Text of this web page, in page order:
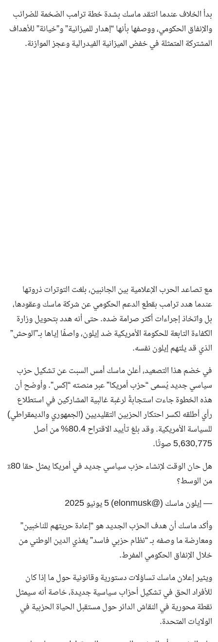
بدأ الخلاف عندما انتقد ماسك بشدة خطة ترامب الضخمة للضرائب
والإنفاق الحكومي، ووصفها بأنها “إهدار للميزانية” و”خيانة” للأهداف
المشتركة المتمثلة في خفض الميزانية الفيدرالية وعجز الموازنة.
مع تصاعد الحرب الإعلامية بين الجانبين، بلغت التوترات ذروتها
عندما هدد ترامب بقطع الدعم الحكومي عن شركة ماسك وعقودها،
بل واتخاذ إجراءات أكثر صرامة ضده. حتى أنه هدد بتحويل وزارة
الكفاءة التابعة للحكومة الأمريكية ضد إيلون، واصفًا إياها بـ”الوحش”
الذي قد يلتهم إيلون نفسه.
في خضم هذا التصعيد، أعلن ماسك أمس السبت عن تشكيل حزب
سياسي جديد يُسمى “حزب أمريكا” عبر منصته “إكس”. وأوضح أن
هذه الخطوة جاءت استجابةً لرغبة غالبية المشاركين في استطلاع
رأي أطلقه لكسر احتكار الحزبين التقليديين (الجمهوري والديمقراطي)
للسياسة الأمريكية. وقد بلغ تأييد الاقتراح 80.4% من أصل
5,630,775 صوتًا.
هل حان الوقت لإنشاء حزب سياسي جديد في أمريكا يمثل حقا 80٪
من الوسط؟
— إيلون ماسك (@elonmusk) 5 يونيو 2025
وأكد ماسك أن هدف الحزب الجديد هو “إعادة حريتهم للناخبين”
ومعارضة ما وصفه بـ “نظام حزبي فاسد” يغذي الدين الوطني من
خلال الإنفاق الحكومي المفرط.
ويثير إعلان ماسك تساؤلات دستورية وقانونية حول ما إذا كان
للأفراد الحق في تشكيل أحزاب سياسية جديدة، خاصة أنه سيمثل
نقطة محورية في النقاش الدائر حول مستقبل الحياة الحزبية في
الولايات المتحدة.